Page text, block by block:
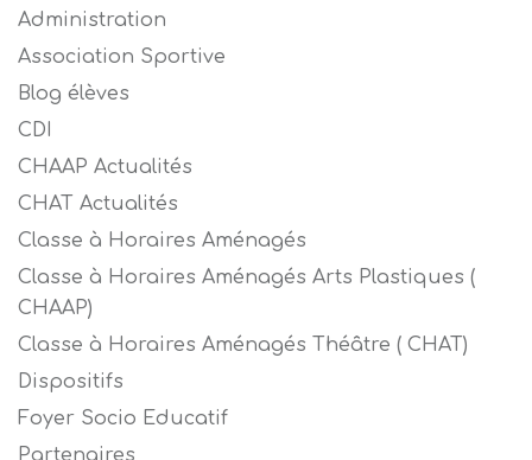
Administration
Association Sportive
Blog élèves
CDI
CHAAP Actualités
CHAT Actualités
Classe à Horaires Aménagés
Classe à Horaires Aménagés Arts Plastiques (
CHAAP)
Classe à Horaires Aménagés Théâtre ( CHAT)
Dispositifs
Foyer Socio Educatif
Partenaires